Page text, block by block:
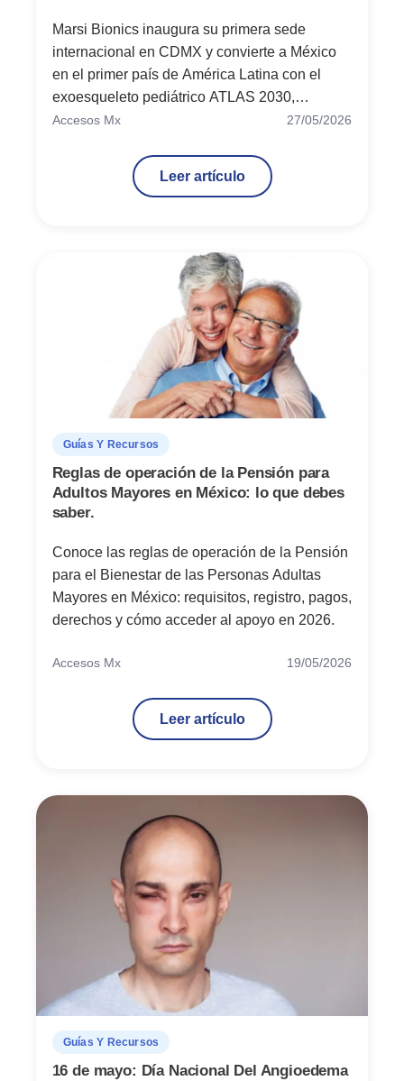
Marsi Bionics inaugura su primera sede
internacional en CDMX y convierte a México
en el primer país de América Latina con el
exoesqueleto pediátrico ATLAS 2030,
tecnología avanzada para neurorrehabilitación
Accesos Mx 27/05/2026
Leer artículo
Guías Y Recursos
Reglas de operación de la Pensión para
Adultos Mayores en México: lo que debes
saber.
Conoce las reglas de operación de la Pensión
para el Bienestar de las Personas Adultas
Mayores en México: requisitos, registro, pagos,
derechos y cómo acceder al apoyo en 2026.
Accesos Mx 19/05/2026
Leer artículo
Guías Y Recursos
16 de mayo: Día Nacional Del Angioedema